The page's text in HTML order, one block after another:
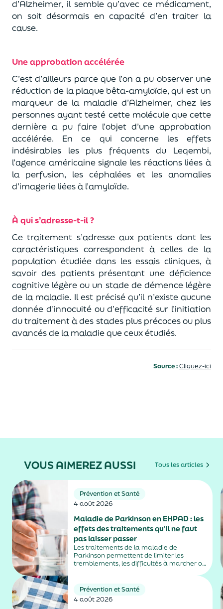
d’Alzheimer, il semble qu’avec ce médicament,
on soit désormais en capacité d’en traiter la
cause.
Une approbation accélérée
C’est d’ailleurs parce que l’on a pu observer une
réduction de la plaque bêta-amyloïde, qui est un
marqueur de la maladie d’Alzheimer, chez les
personnes ayant testé cette molécule que cette
dernière a pu faire l’objet d’une approbation
accélérée. En ce qui concerne les effets
indésirables les plus fréquents du Leqembi,
l’agence américaine signale les réactions liées à
la perfusion, les céphalées et les anomalies
d’imagerie liées à l’amyloïde.
À qui s’adresse-t-il ?
Ce traitement s’adresse aux patients dont les
caractéristiques correspondent à celles de la
population étudiée dans les essais cliniques, à
savoir des patients présentant une déficience
cognitive légère ou un stade de démence légère
de la maladie. Il est précisé qu’il n’existe aucune
donnée d’innocuité ou d’efficacité sur l’initiation
du traitement à des stades plus précoces ou plus
avancés de la maladie que ceux étudiés.
Source :Cliquez-ici
VOUS AIMEREZ AUSSI Tous les articles
Prévention et Santé
4 août 2026
Maladie de Parkinson en EHPAD : les
effets des traitements qu'il ne faut
pas laisser passer
Les traitements de la maladie de
Parkinson permettent de limiter les
tremblements, les difficultés à marcher ou
parfois difficiles à repérer, notamment
chez les personnes âgées vivant en
EHPAD....
Prévention et Santé
4 août 2026